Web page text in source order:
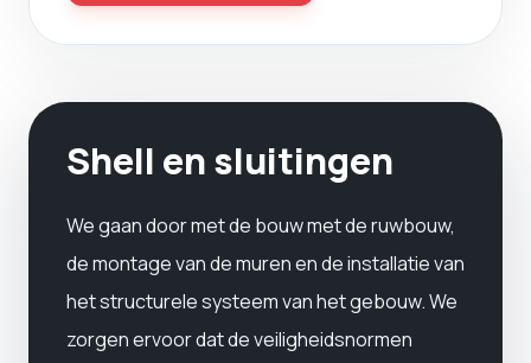
Shell en sluitingen
We gaan door met de bouw met de ruwbouw,
de montage van de muren en de installatie van
het structurele systeem van het gebouw. We
zorgen ervoor dat de veiligheidsnormen